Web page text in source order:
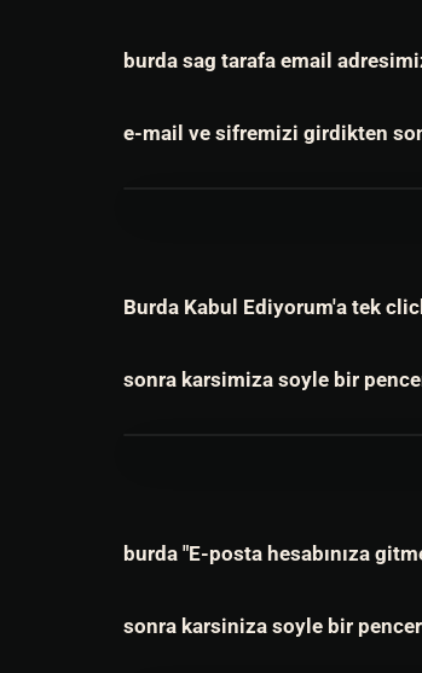
burda sag tarafa email
e-mail ve sifremizi girdikten
Burda Kabul Ediyorum'a tek
sonra karsimiza soyle bir
burda "E-posta hesabınıza
sonra karsiniza soyle bir